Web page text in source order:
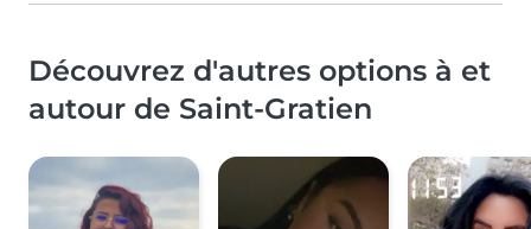
Découvrez d'autres options à et
autour de Saint-Gratien